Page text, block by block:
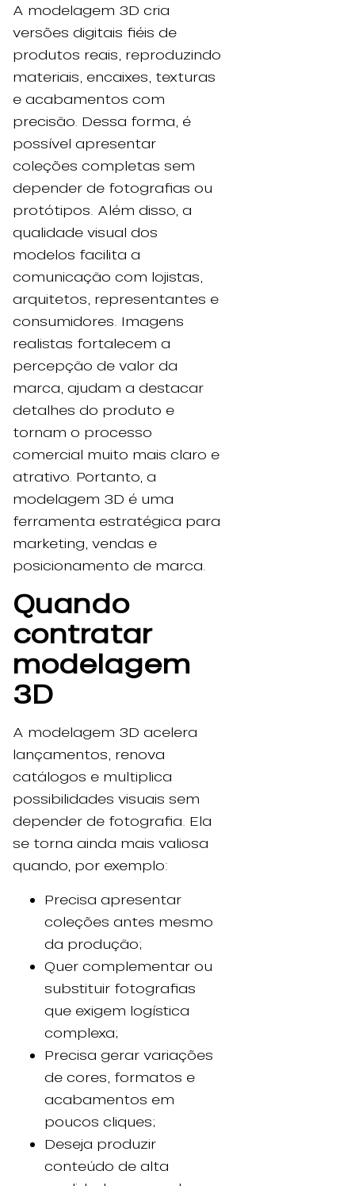
A modelagem 3D cria
versões digitais fiéis de
produtos reais, reproduzindo
materiais, encaixes, texturas
e acabamentos com
precisão. Dessa forma, é
possível apresentar
coleções completas sem
depender de fotografias ou
protótipos. Além disso, a
qualidade visual dos
modelos facilita a
comunicação com lojistas,
arquitetos, representantes e
consumidores. Imagens
realistas fortalecem a
percepção de valor da
marca, ajudam a destacar
detalhes do produto e
tornam o processo
comercial muito mais claro e
atrativo. Portanto, a
modelagem 3D é uma
ferramenta estratégica para
marketing, vendas e
posicionamento de marca.
Quando
contratar
modelagem
3D
A modelagem 3D acelera
lançamentos, renova
catálogos e multiplica
possibilidades visuais sem
depender de fotografia. Ela
se torna ainda mais valiosa
quando, por exemplo:
Precisa apresentar
coleções antes mesmo
da produção;
Quer complementar ou
substituir fotografias
que exigem logística
complexa;
Precisa gerar variações
de cores, formatos e
acabamentos em
poucos cliques;
Deseja produzir
conteúdo de alta